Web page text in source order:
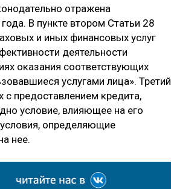
отражена
В пункте втором Статьи 28
и иных финансовых услуг
деятельности
оказания соответствующих
услугами лица». Третий
с предоставлением кредита,
условие, влияющее на его
определяющие
нее.